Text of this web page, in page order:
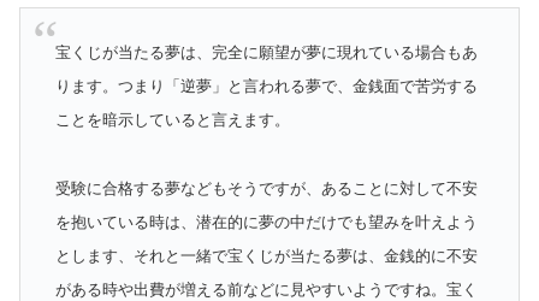
宝くじが当たる夢は、完全に願望が夢に現れている場合もあ
ります。つまり「逆夢」と言われる夢で、金銭面で苦労する
ことを暗示していると言えます。
受験に合格する夢などもそうですが、あることに対して不安
を抱いている時は、潜在的に夢の中だけでも望みを叶えよう
とします、それと一緒で宝くじが当たる夢は、金銭的に不安
がある時や出費が増える前などに見やすいようですね。宝く